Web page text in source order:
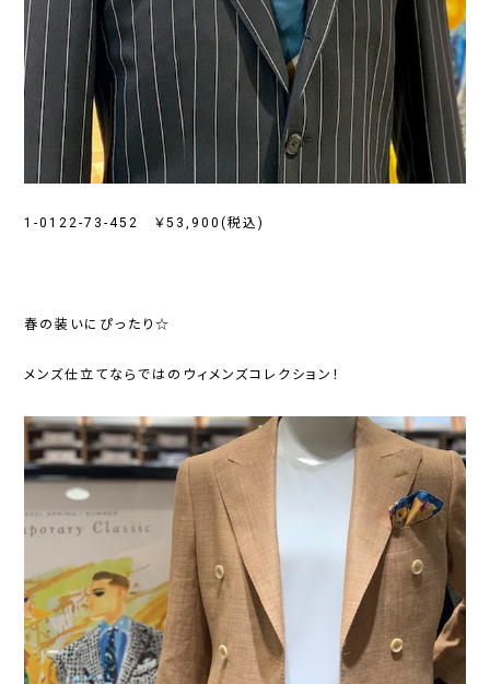
1-0122-73-452 ￥53,900(税込)
春の装いにぴったり☆
メンズ仕立てならではのウィメンズコレクション！